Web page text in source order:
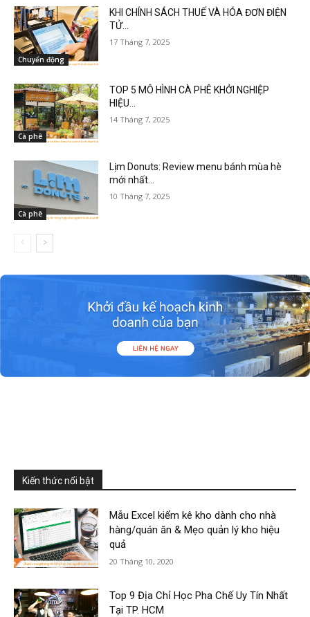
Chuyển động
KHI CHÍNH SÁCH THUẾ VÀ HÓA ĐƠN ĐIỆN
TỬ...
17 Tháng 7, 2025
Cà phê
TOP 5 MÔ HÌNH CÀ PHÊ KHỞI NGHIỆP
HIỆU...
14 Tháng 7, 2025
Cà phê
Lịm Donuts: Review menu bánh mùa hè
mới nhất...
10 Tháng 7, 2025
Kiến thức nổi bật
Mẫu Excel kiểm kê kho dành cho nhà
hàng/quán ăn & Mẹo quản lý kho hiệu
quả
20 Tháng 10, 2020
Top 9 Địa Chỉ Học Pha Chế Uy Tín Nhất
Tại TP. HCM